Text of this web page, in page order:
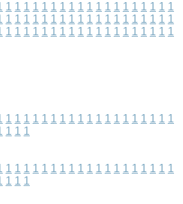
1 1 1 1 1 1 1 1 1 1 1 1 1 1 1 1 1 1 1
1 1 1 1 1 1 1 1 1 1 1 1 1 1 1 1 1 1 1
1 1 1 1 1 1 1 1 1 1 1 1 1 1 1 1 1 1 1
1 1 1 1 1 1 1 1 1 1 1 1 1 1 1 1 1 1 1
1 1 1
1 1 1 1 1 1 1 1 1 1 1 1 1 1 1 1 1 1 1
1 1 1